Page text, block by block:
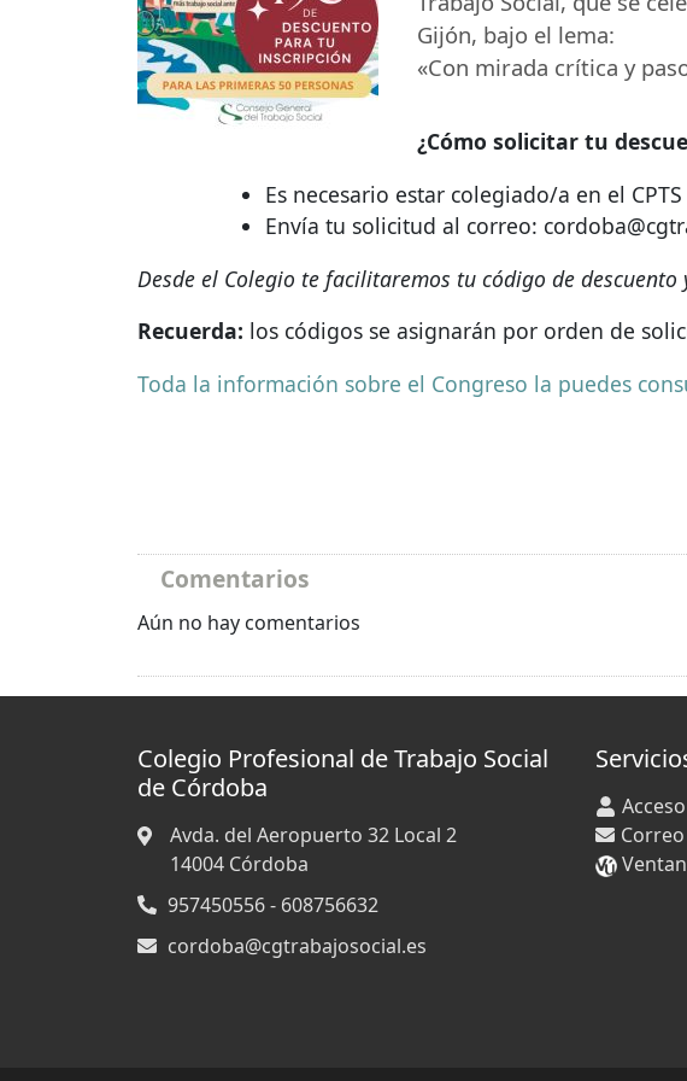
Gijón, bajo el lema:
«Con mirada crítica y
¿Cómo solicitar tu
Es necesario estar colegiado/a en el CPTS
Envía tu solicitud al correo:
Desde el Colegio te facilitaremos tu código de
Recuerda: los códigos se asignarán por orden de
Toda la información sobre el Congreso la puedes
Comentarios
Aún no hay comentarios
Colegio Profesional de Trabajo Social
de Córdoba
Avda. del Aeropuerto 32 Local 2
14004 Córdoba
957450556 - 608756632
cordoba@cgtrabajosocial.es